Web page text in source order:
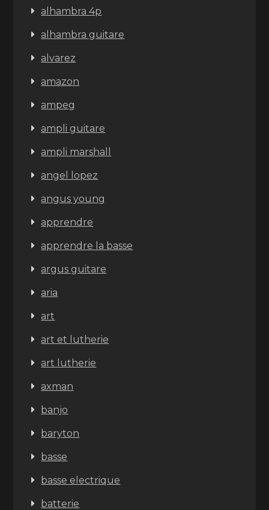
alhambra 4p
alhambra guitare
alvarez
amazon
ampeg
ampli guitare
ampli marshall
angel lopez
angus young
apprendre
apprendre la basse
argus guitare
aria
art
art et lutherie
art lutherie
axman
banjo
baryton
basse
basse electrique
batterie